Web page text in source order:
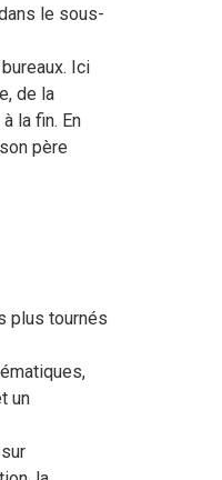
le sous-
Ici
de la
la fin. En
père
plus tournés
un